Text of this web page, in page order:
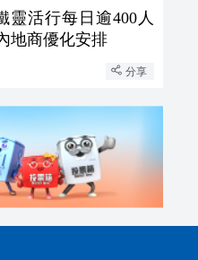
靈活行每日逾400人
地商優化安排
分享